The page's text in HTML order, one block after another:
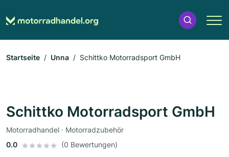
Startseite Unna Schittko Motorradsport GmbH
Schittko Motorradsport GmbH
Motorradhandel · Motorradzubehör
0.0
(0 Bewertungen)